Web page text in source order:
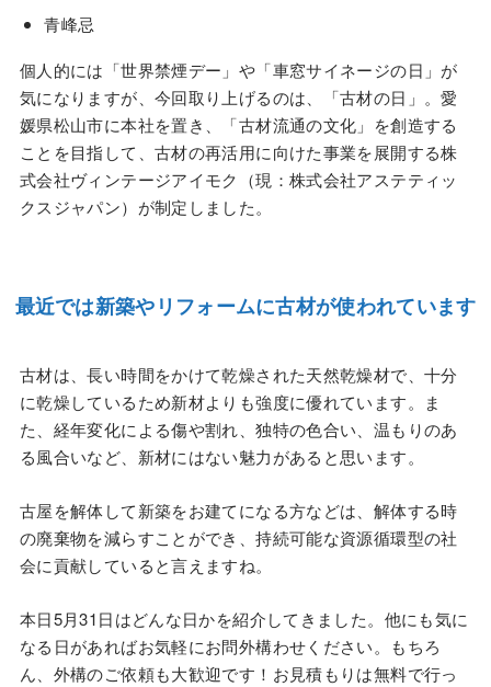
青峰忌
個人的には「世界禁煙デー」や「車窓サイネージの日」が
気になりますが、今回取り上げるのは、「古材の日」。愛
媛県松山市に本社を置き、「古材流通の文化」を創造する
ことを目指して、古材の再活用に向けた事業を展開する株
式会社ヴィンテージアイモク（現：株式会社アステティッ
クスジャパン）が制定しました。
最近では新築やリフォームに古材が使われています
古材は、長い時間をかけて乾燥された天然乾燥材で、十分
に乾燥しているため新材よりも強度に優れています。ま
た、経年変化による傷や割れ、独特の色合い、温もりのあ
る風合いなど、新材にはない魅力があると思います。
古屋を解体して新築をお建てになる方などは、解体する時
の廃棄物を減らすことができ、持続可能な資源循環型の社
会に貢献していると言えますね。
本日5月31日はどんな日かを紹介してきました。他にも気に
なる日があればお気軽にお問外構わせください。もちろ
ん、外構のご依頼も大歓迎です！お見積もりは無料で行っ